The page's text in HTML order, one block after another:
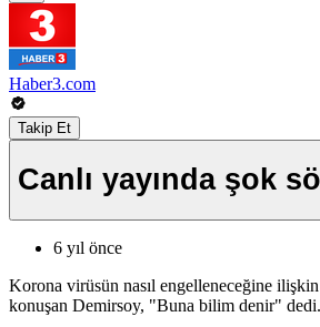
Haber3.com
Takip Et
Canlı yayında şok
6 yıl önce
Korona virüsün nasıl engelleneceğine
konuşan Demirsoy, "Buna bilim denir" dedi.